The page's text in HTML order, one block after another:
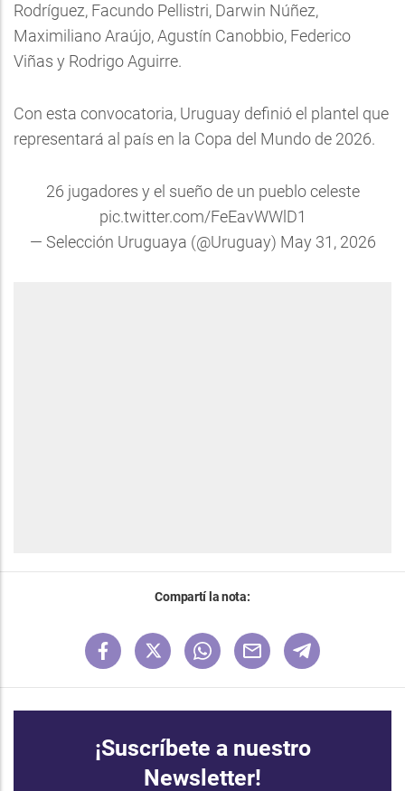
Rodríguez, Facundo Pellistri, Darwin Núñez,
Maximiliano Araújo, Agustín Canobbio, Federico
Viñas y Rodrigo Aguirre.
Con esta convocatoria, Uruguay definió el plantel que
representará al país en la Copa del Mundo de 2026.
26 jugadores y el sueño de un pueblo celeste
pic.twitter.com/FeEavWWlD1
— Selección Uruguaya (@Uruguay) May 31, 2026
Compartí la nota:
¡Suscríbete a nuestro
Newsletter!